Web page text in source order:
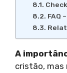
FAQ
A
cristão, mas